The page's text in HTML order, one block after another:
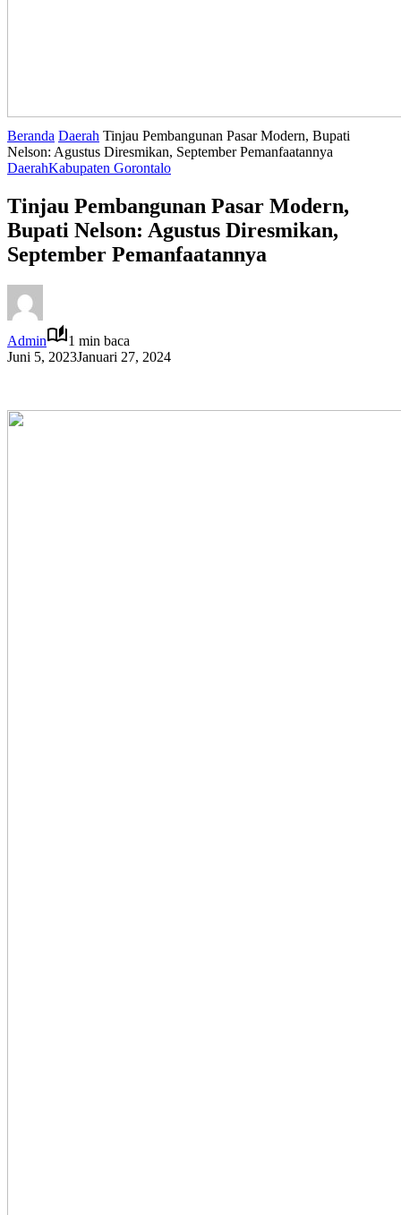
Beranda Daerah Tinjau Pembangunan Pasar Modern, Bupati
Nelson: Agustus Diresmikan, September Pemanfaatannya
DaerahKabupaten Gorontalo
Tinjau Pembangunan Pasar Modern,
Bupati Nelson: Agustus Diresmikan,
September Pemanfaatannya
Admin
1 min baca
Juni 5, 2023Januari 27, 2024